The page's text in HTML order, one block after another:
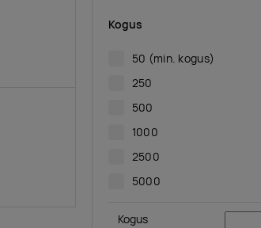
Kogus
50 (min. kogus)
250
500
1000
2500
5000
Kogus